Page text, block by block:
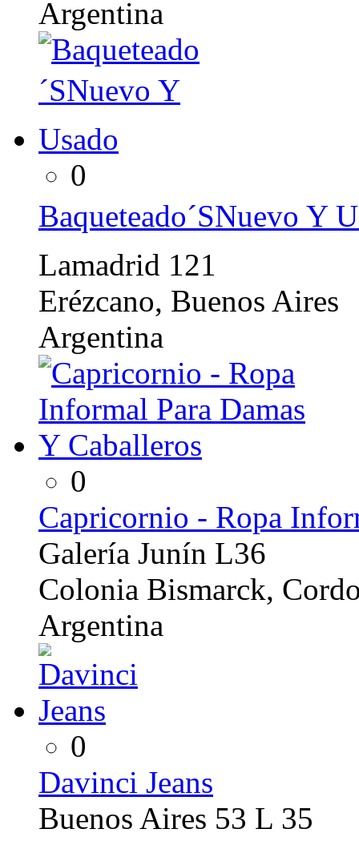
Argentina
0
Baqueteado´SNuevo Y
Lamadrid 121
Erézcano, Buenos Aires
Argentina
0
Capricornio - Ropa
Galería Junín L36
Colonia Bismarck,
Argentina
0
Davinci Jeans
Buenos Aires 53 L 35